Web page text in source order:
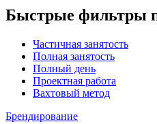
Быстрые фильтры
Частичная занятость
Полная занятость
Полный день
Проектная работа
Вахтовый метод
Брендирование